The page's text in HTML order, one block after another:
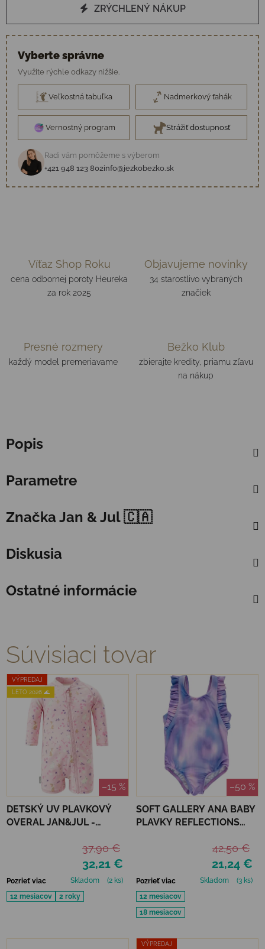
ZRÝCHLENÝ NÁKUP
Vyberte správne
Využite rýchle odkazy nižšie.
Veľkostná tabuľka Nadmerkový ťahák
Vernostný program Strážiť dostupnosť
Radi vám pomôžeme s výberom
+421 948 123 802info@jezkobezko.sk
Víťaz Shop Roku
cena odbornej poroty Heureka
za rok 2025
Objavujeme novinky
34 starostlivo vybraných
značiek
Presné rozmery
každý model premeriavame
Bežko Klub
zbierajte kredity, priamu zľavu
na nákup
Popis
Parametre
Značka Jan & Jul 🇨🇦
Diskusia
Ostatné informácie
Súvisiaci tovar
VÝPREDAJ
LETO 2026 🌊
–15 %
DETSKÝ UV PLAVKOVÝ
OVERAL JAN&JUL -
32,21 €
37,90 €
Pozrieť viac Skladom
(2 ks)
12 mesiacov
2 roky
–50 %
SOFT GALLERY ANA BABY
PLAVKY REFLECTIONS
21,24 €
42,50 €
Pozrieť viac Skladom
(3 ks)
12 mesiacov
18 mesiacov
VÝPREDAJ